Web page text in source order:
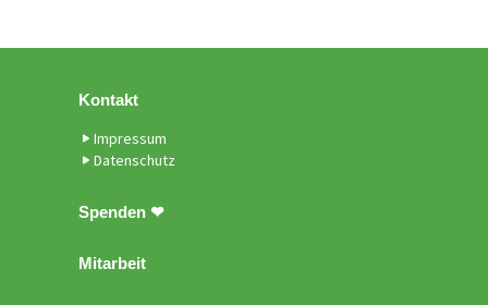
Kontakt
Impressum
Datenschutz
Spenden ❤
Mitarbeit